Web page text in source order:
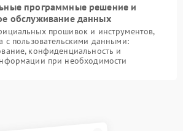
программные решение и
обслуживание данных
прошивок и инструментов,
с пользовательскими данными:
конфиденциальность и
при необходимости